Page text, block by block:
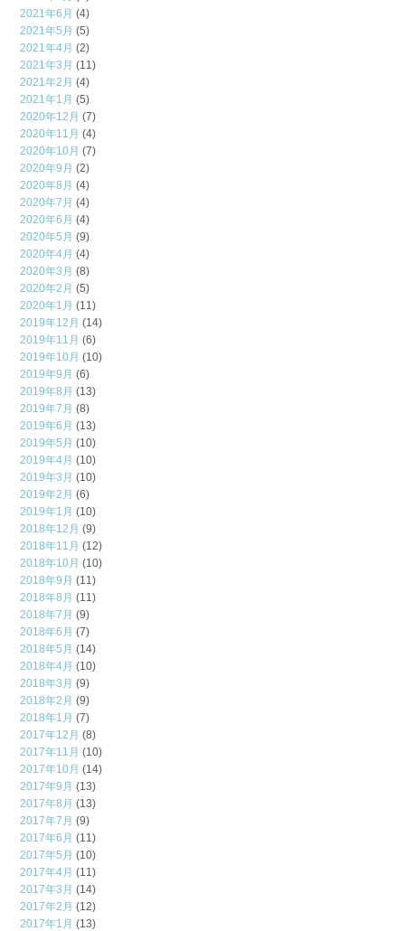
2021年6月 (4)
2021年5月 (5)
2021年4月 (2)
2021年3月 (11)
2021年2月 (4)
2021年1月 (5)
2020年12月 (7)
2020年11月 (4)
2020年10月 (7)
2020年9月 (2)
2020年8月 (4)
2020年7月 (4)
2020年6月 (4)
2020年5月 (9)
2020年4月 (4)
2020年3月 (8)
2020年2月 (5)
2020年1月 (11)
2019年12月 (14)
2019年11月 (6)
2019年10月 (10)
2019年9月 (6)
2019年8月 (13)
2019年7月 (8)
2019年6月 (13)
2019年5月 (10)
2019年4月 (10)
2019年3月 (10)
2019年2月 (6)
2019年1月 (10)
2018年12月 (9)
2018年11月 (12)
2018年10月 (10)
2018年9月 (11)
2018年8月 (11)
2018年7月 (9)
2018年6月 (7)
2018年5月 (14)
2018年4月 (10)
2018年3月 (9)
2018年2月 (9)
2018年1月 (7)
2017年12月 (8)
2017年11月 (10)
2017年10月 (14)
2017年9月 (13)
2017年8月 (13)
2017年7月 (9)
2017年6月 (11)
2017年5月 (10)
2017年4月 (11)
2017年3月 (14)
2017年2月 (12)
2017年1月 (13)